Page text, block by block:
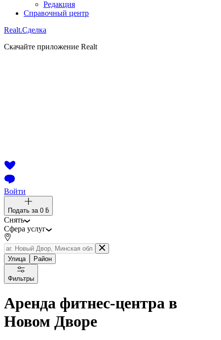
Редакция
Справочный центр
Realt.Сделка
Скачайте приложение Realt
Войти
Подать за 0 ƃ
Снять
Сфера услуг
Улица Район
Фильтры
Аренда фитнес-центра в
Новом Дворе